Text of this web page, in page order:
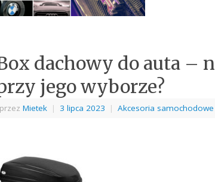
dachowy do auta –
jego wyborze?
przez Mietek | 3 lipca 2023 | Akcesoria samochodowe